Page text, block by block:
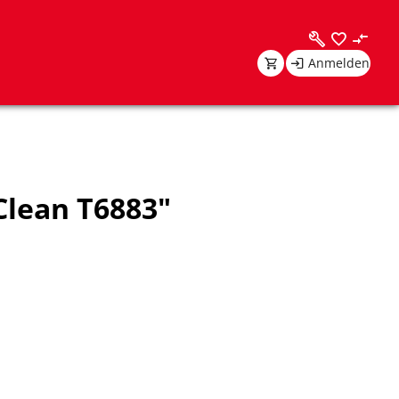
Anmelden
T6883"